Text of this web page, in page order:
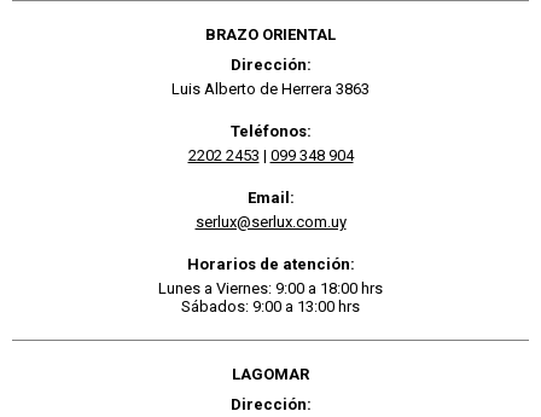
BRAZO ORIENTAL
Dirección:
Luis Alberto de Herrera 3863
Teléfonos:
2202 2453 | 099 348 904
Email:
serlux@serlux.com.uy
Horarios de atención:
Lunes a Viernes: 9:00 a 18:00 hrs
Sábados: 9:00 a 13:00 hrs
LAGOMAR
Dirección: